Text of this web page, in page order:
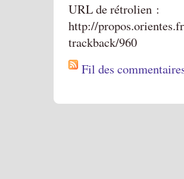
URL de rétrolien :
http://
trackback/960
Fil des